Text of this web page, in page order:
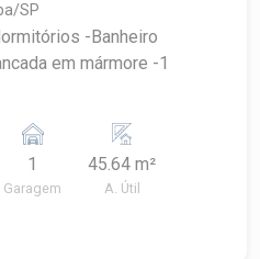
SP
em mármore -1
1
Garagem
45.64 m²
A. Útil